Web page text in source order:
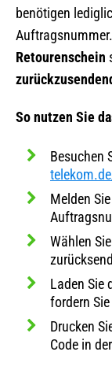
benötigen
Retourenschein
So nutzen Sie
Besuchen
Melden
Wählen
Laden Sie
fordern
Drucken
Code in